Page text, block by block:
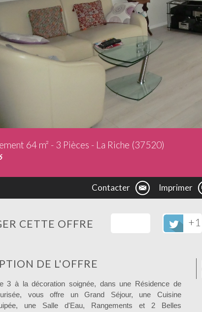
64 m² - 3 Pièces - La Riche (37520)
Contacter Imprimer
CETTE OFFRE +1
DE L'OFFRE
3 à la décoration soignée, dans une Résidence de
vous offre un Grand Séjour, une Cuisine
une Salle d'Eau, Rangements et 2 Belles